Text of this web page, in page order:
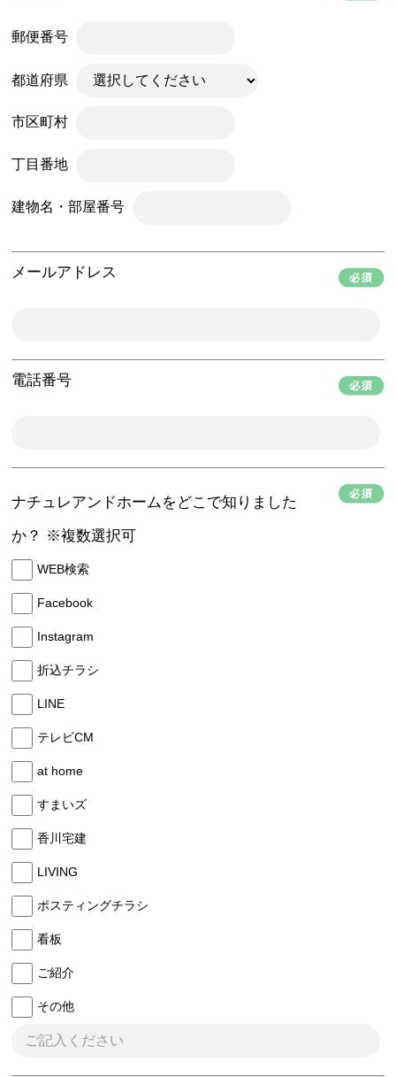
郵便番号
都道府県
市区町村
丁目番地
建物名・部屋番号
メールアドレス
電話番号
ナチュレアンドホームをどこで知りました
か？ ※複数選択可
WEB検索
Facebook
Instagram
折込チラシ
LINE
テレビCM
at home
すまいズ
香川宅建
LIVING
ポスティングチラシ
看板
ご紹介
その他